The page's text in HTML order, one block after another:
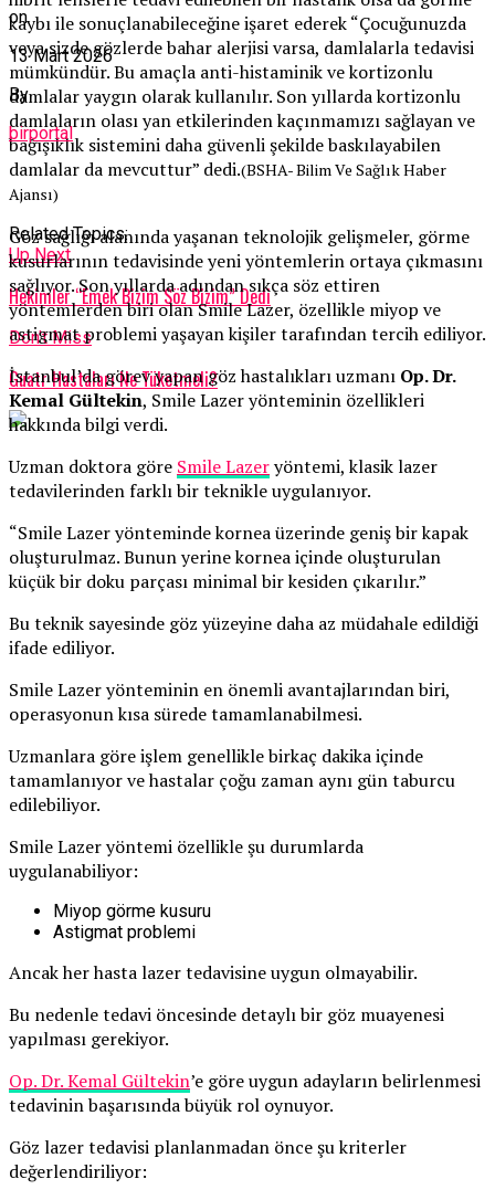
kaybı ile sonuçlanabileceğine işaret ederek “Çocuğunuzda
veya sizde gözlerde bahar alerjisi varsa, damlalarla tedavisi
mümkündür. Bu amaçla anti-histaminik ve kortizonlu
damlalar yaygın olarak kullanılır. Son yıllarda kortizonlu
damlaların olası yan etkilerinden kaçınmamızı sağlayan ve
bağışıklık sistemini daha güvenli şekilde baskılayabilen
damlalar da mevcuttur” dedi.(BSHA- Bilim Ve Sağlık Haber
Ajansı)
Related Topics:
Up Next
Hekimler “Emek Bizim Söz Bizim” Dedi
Don't Miss
Guatr Hastaları Ne Tüketmeli?
on
13 Mart 2026
By
birportal
Göz sağlığı alanında yaşanan teknolojik gelişmeler, görme
kusurlarının tedavisinde yeni yöntemlerin ortaya çıkmasını
sağlıyor. Son yıllarda adından sıkça söz ettiren
yöntemlerden biri olan Smile Lazer, özellikle miyop ve
astigmat problemi yaşayan kişiler tarafından tercih ediliyor.
İstanbul’da görev yapan göz hastalıkları uzmanı Op. Dr.
Kemal Gültekin, Smile Lazer yönteminin özellikleri
hakkında bilgi verdi.
Uzman doktora göre Smile Lazeryöntemi, klasik lazer
tedavilerinden farklı bir teknikle uygulanıyor.
“Smile Lazer yönteminde kornea üzerinde geniş bir kapak
oluşturulmaz. Bunun yerine kornea içinde oluşturulan
küçük bir doku parçası minimal bir kesiden çıkarılır.”
Bu teknik sayesinde göz yüzeyine daha az müdahale edildiği
ifade ediliyor.
Smile Lazer yönteminin en önemli avantajlarından biri,
operasyonun kısa sürede tamamlanabilmesi.
Uzmanlara göre işlem genellikle birkaç dakika içinde
tamamlanıyor ve hastalar çoğu zaman aynı gün taburcu
edilebiliyor.
Smile Lazer yöntemi özellikle şu durumlarda
uygulanabiliyor:
Miyop görme kusuru
Astigmat problemi
Ancak her hasta lazer tedavisine uygun olmayabilir.
Bu nedenle tedavi öncesinde detaylı bir göz muayenesi
yapılması gerekiyor.
Op. Dr. Kemal Gültekin’e göre uygun adayların belirlenmesi
tedavinin başarısında büyük rol oynuyor.
Göz lazer tedavisi planlanmadan önce şu kriterler
değerlendiriliyor: